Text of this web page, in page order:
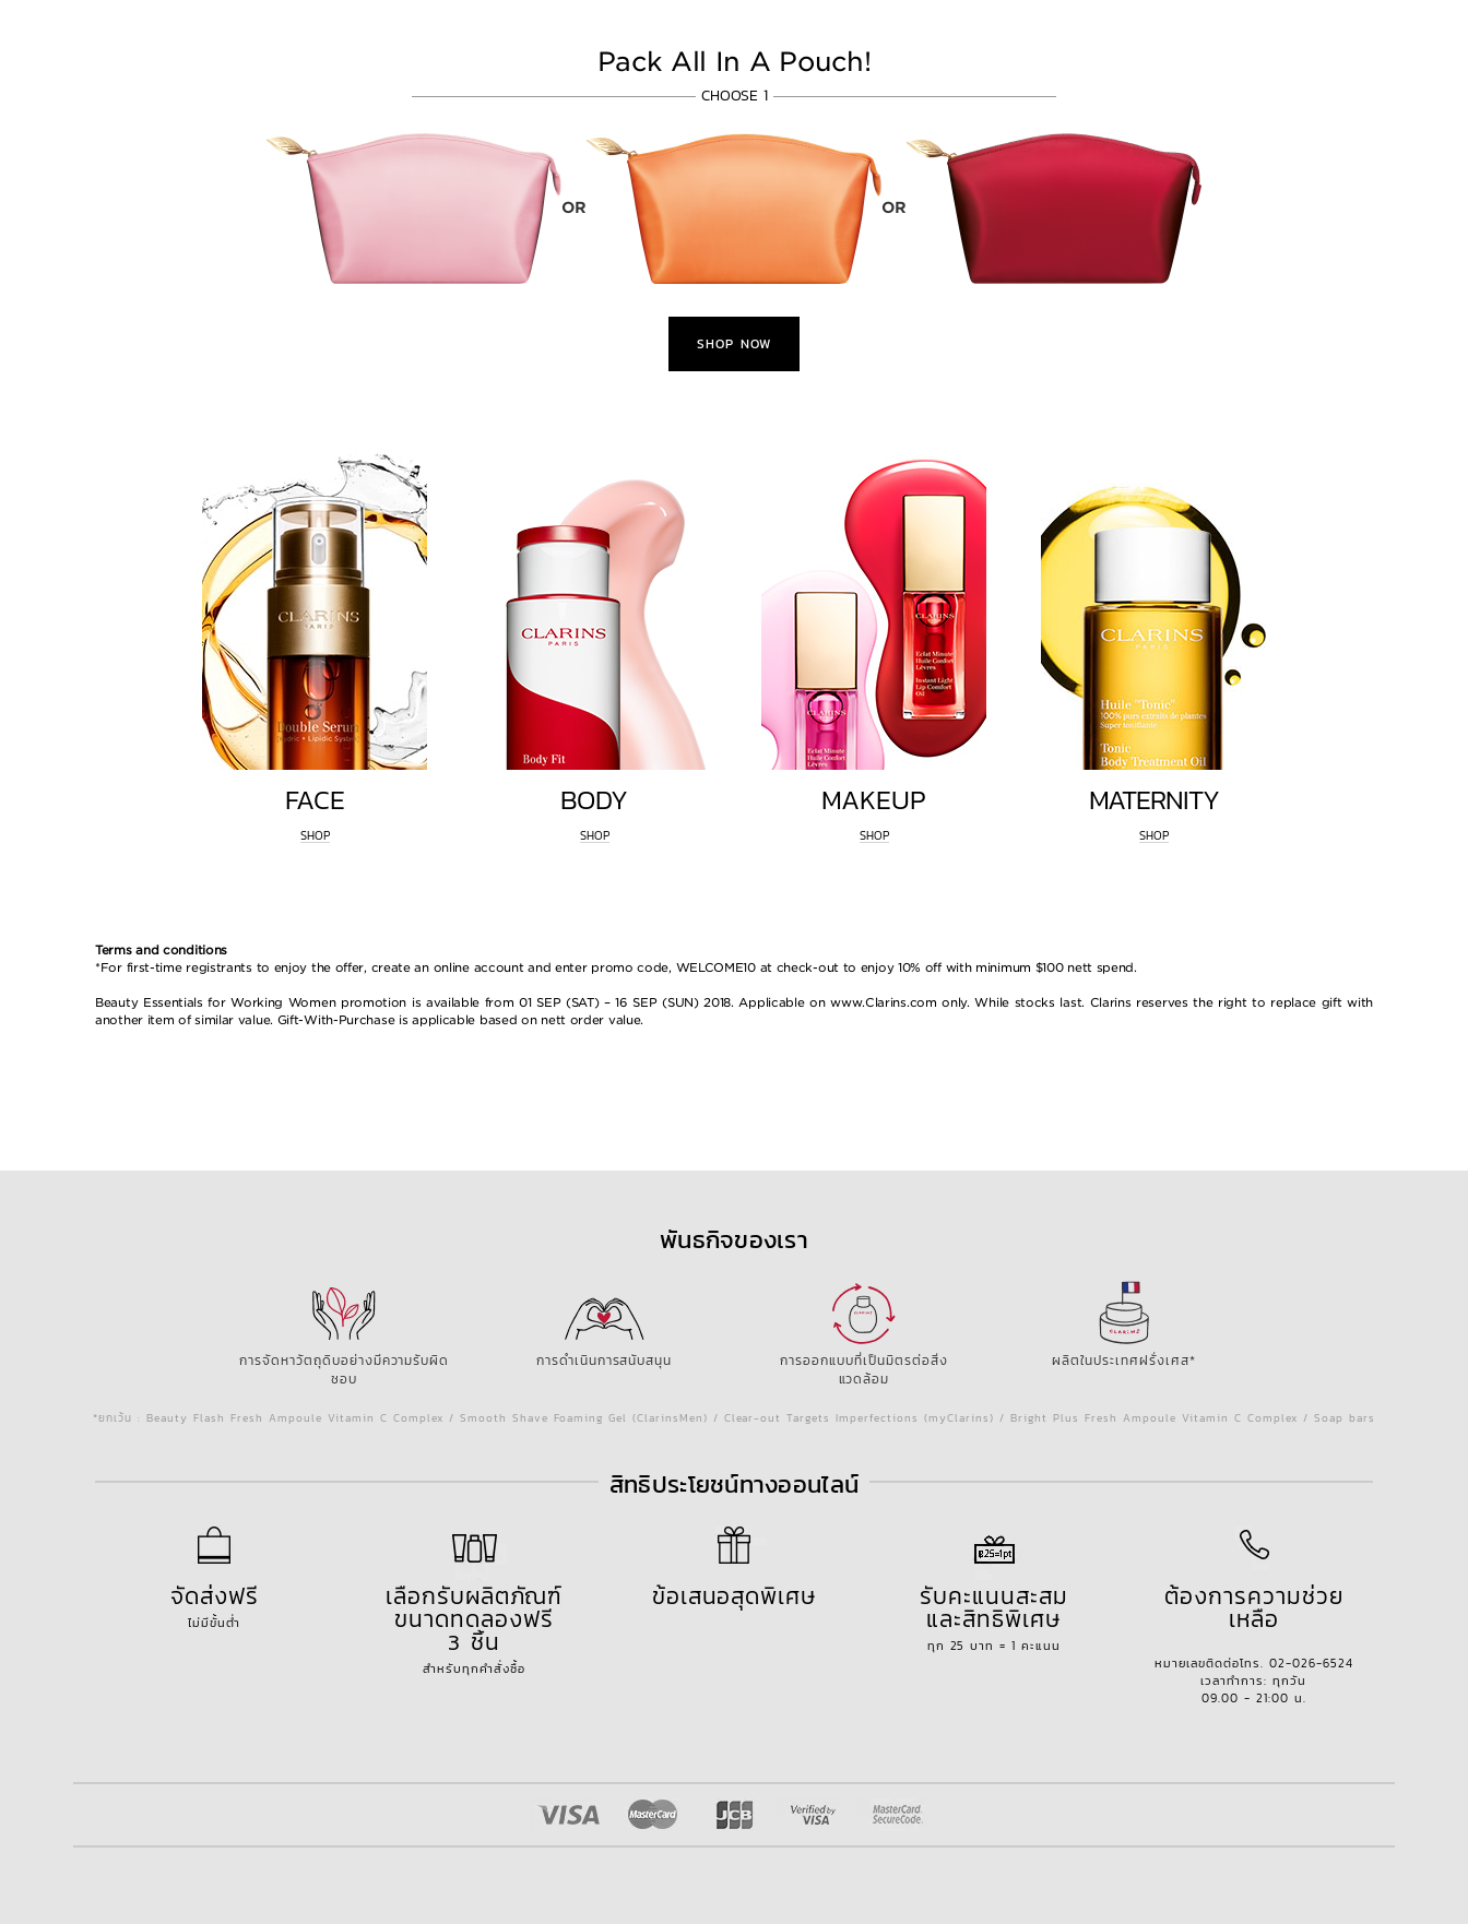
Pack All In A Pouch!
CHOOSE 1
OR OR
SHOP NOW
FACE
SHOP
BODY
SHOP
MAKEUP
SHOP
MATERNITY
SHOP
Terms and conditions
*For first-time registrants to enjoy the offer, create an online account and enter promo code, WELCOME10 at check-out to enjoy 10% off with minimum $100 nett spend.
Beauty Essentials for Working Women promotion is available from 01 SEP (SAT) – 16 SEP (SUN) 2018. Applicable on www.Clarins.com only. While stocks last. Clarins reserves the right to replace gift with
another item of similar value. Gift-With-Purchase is applicable based on nett order value.
พันธกิจของเรา
การจัดหาวัตถุดิบอย่างมีความรับผิด
ชอบ
การดำเนินการสนับสนุน
การออกแบบที่เป็นมิตรต่อสิ่ง
แวดล้อม
ผลิตในประเทศฝรั่งเศส*
*ยกเว้น : Beauty Flash Fresh Ampoule Vitamin C Complex / Smooth Shave Foaming Gel (ClarinsMen) / Clear-out Targets Imperfections (myClarins) / Bright Plus Fresh Ampoule Vitamin C Complex / Soap bars
สิทธิประโยชน์ทางออนไลน์
จัดส่งฟรี
ไม่มีขั้นต่ำ
เลือกรับผลิตภัณฑ์
ขนาดทดลองฟรี
3 ชิ้น
สำหรับทุกคำสั่งซื้อ
ข้อเสนอสุดพิเศษ รับคะแนนสะสม
และสิทธิพิเศษ
ทุก 25 บาท = 1 คะแนน
ต้องการความช่วย
เหลือ
หมายเลขติดต่อโทร. 02-026-6524
เวลาทำการ: ทุกวัน
09.00 - 21:00 น.